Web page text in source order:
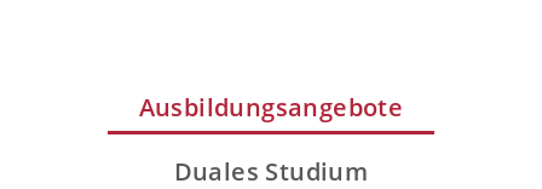
Ausbildungsangebote
Duales Studium